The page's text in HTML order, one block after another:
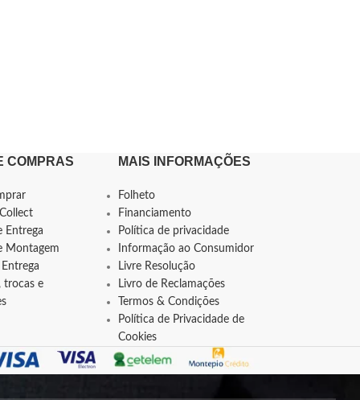
COMPRAS
Entrega
Montagem
trocas e
MAIS INFORMAÇÕES
Folheto
Financiamento
Política de privacidade
Informação ao Consumidor
Livre Resolução
Livro de Reclamações
Termos & Condições
Política de Privacidade de
Cookies